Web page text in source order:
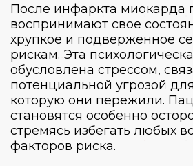
После инфаркта миокарда
воспринимают свое
хрупкое и подверженное
рискам. Эта
обусловлена стрессом,
потенциальной угрозой
которую они пережили.
становятся особенно
стремясь избегать любых
факторов риска.